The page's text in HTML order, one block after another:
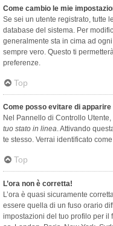
Come cambio le mie
Se sei un utente registrato, tutte
database del sistema. Per
generalmente sta in cima ad
sempre vero. Questo ti
preferenze.
Top
Come posso evitare di
Nel Pannello di Controllo Utente,
tuo stato in linea. Attivando
te stesso. Verrai identificato
Top
L’ora non è corretta!
L’ora è quasi sicuramente
essere quella di un fuso orario
impostazioni del tuo profilo per il